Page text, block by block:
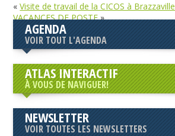
«Visite de travail de la CICOS à Brazzaville
VACANCES DE POSTE»
AGENDA
VOIR TOUT L'AGENDA
ATLAS INTERACTIF
À VOUS DE NAVIGUER!
NEWSLETTER
VOIR TOUTES LES NEWSLETTERS